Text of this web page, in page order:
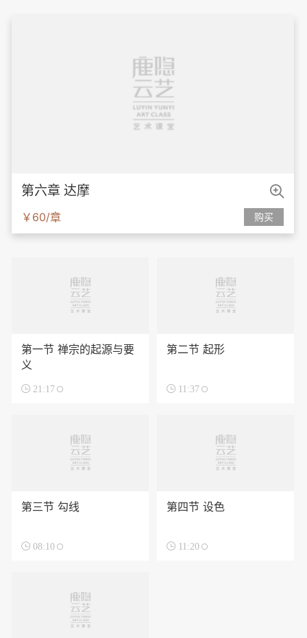
第六章 达摩
￥60/章 购买

第一节 禅宗的起源与要
义
 21:17
第二节 起形
 11:37
第三节 勾线
 08:10
第四节 设色
 11:20